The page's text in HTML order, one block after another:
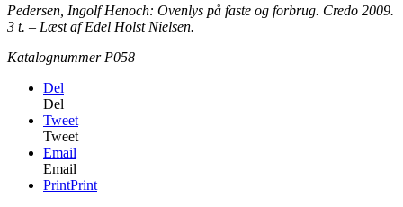
Pedersen, Ingolf Henoch: Ovenlys på faste og forbrug. Credo 2009.
3 t. – Læst af Edel Holst Nielsen.
Katalognummer P058
Del
Del
Tweet
Tweet
Email
Email
PrintPrint